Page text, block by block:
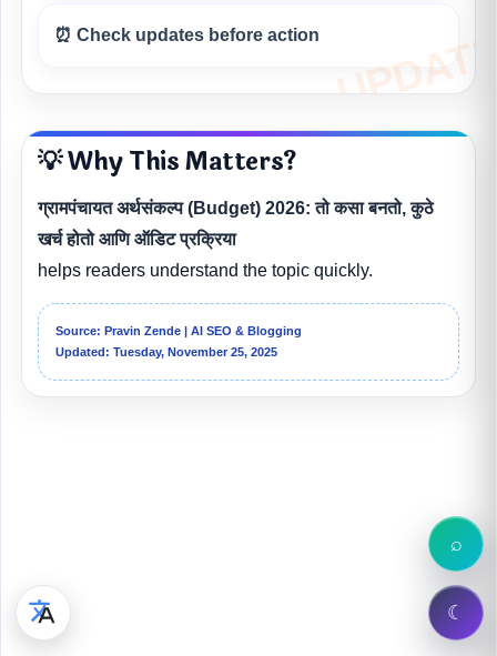
⏰ Check updates before action
💡 Why This Matters?
ग्रामपंचायत अर्थसंकल्प (Budget) 2026: तो कसा बनतो, कुठे
खर्च होतो आणि ऑडिट प्रक्रिया
helps readers understand the topic quickly.
Source: Pravin Zende | AI SEO & Blogging
Updated: Tuesday, November 25, 2025
⌕
☾